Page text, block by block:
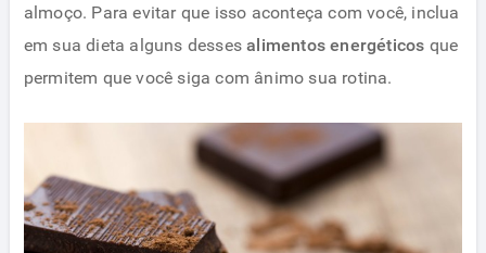
almoço. Para evitar que isso aconteça com você, inclua
em sua dieta alguns dessesalimentos energéticos que
permitem que você siga com ânimo sua rotina.